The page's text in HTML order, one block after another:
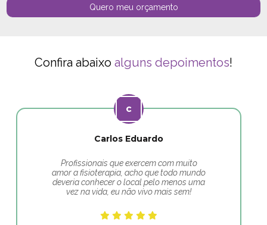
Quero meu orçamento
Confira abaixo alguns depoimentos!
Carlos Eduardo
Profissionais que exercem com muito
amor a fisioterapia, acho que todo mundo
deveria conhecer o local pelo menos uma
vez na vida, eu não vivo mais sem!